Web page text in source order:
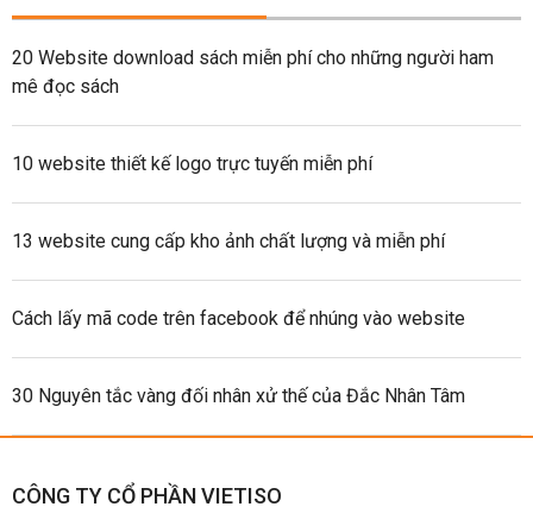
20 Website download sách miễn phí cho những người ham
mê đọc sách
10 website thiết kế logo trực tuyến miễn phí
13 website cung cấp kho ảnh chất lượng và miễn phí
Cách lấy mã code trên facebook để nhúng vào website
30 Nguyên tắc vàng đối nhân xử thế của Đắc Nhân Tâm
CÔNG TY CỔ PHẦN VIETISO